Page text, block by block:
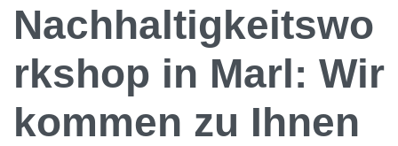
Nachhaltigkeitswo
rkshop in Marl: Wir
kommen zu Ihnen